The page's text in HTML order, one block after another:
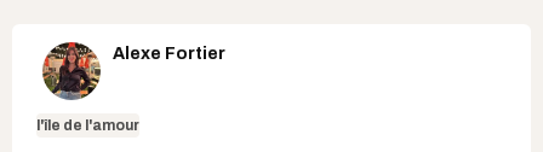
Alexe Fortier
l'île de l'amour